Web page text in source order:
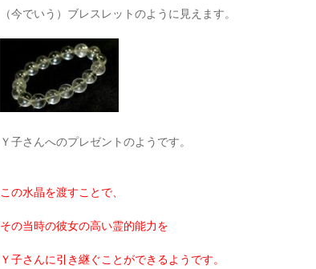
（今でいう）ブレスレットのように見えます。
Ｙ子さんへのプレゼントのようです。
この水晶を渡すことで、
その当時の彼女の高い霊的能力を
Ｙ子さんに引き継ぐことができるようです。